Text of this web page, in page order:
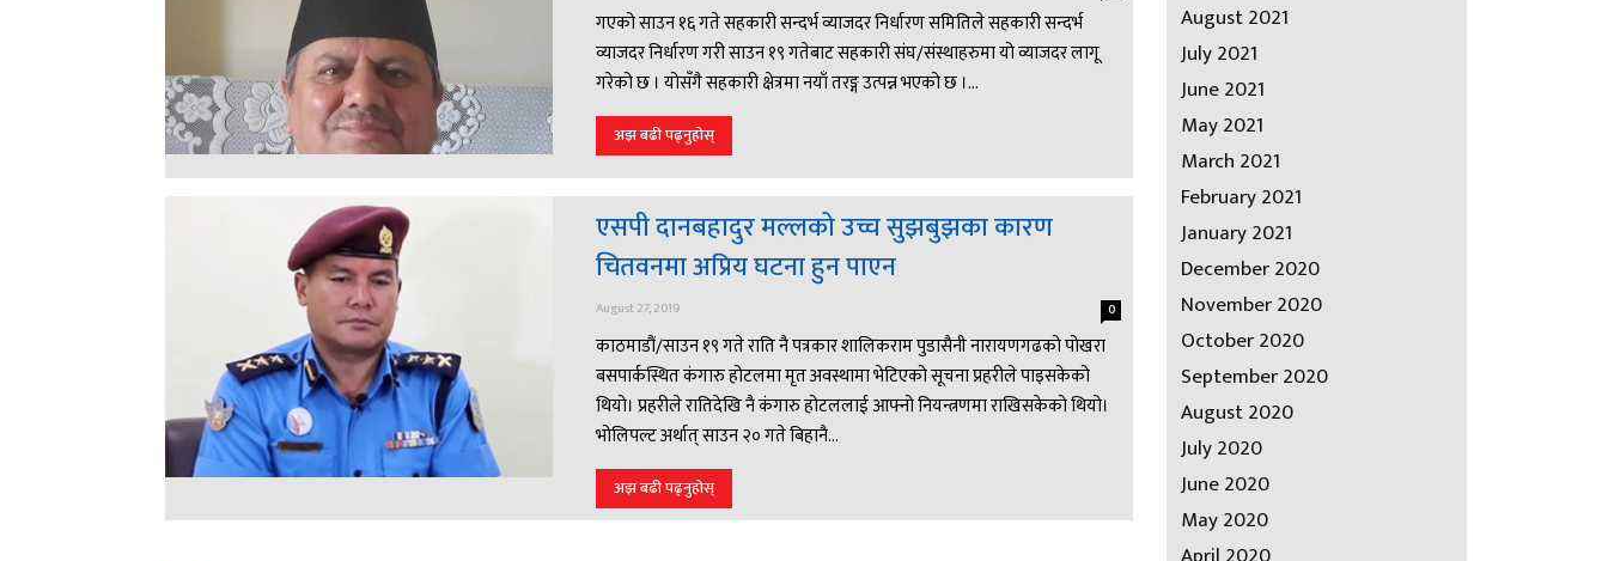
गएको साउन १६ गते सहकारी सन्दर्भ व्याजदर निर्धारण समितिले सहकारी सन्दर्भ
व्याजदर निर्धारण गरी साउन १९ गतेबाट सहकारी संघ/संस्थाहरुमा यो व्याजदर लागू
गरेको छ । योसँगै सहकारी क्षेत्रमा नयाँ तरङ्ग उत्पन्न भएको छ ।...
अझ बढी पढ्नुहोस्
एसपी दानबहादुर मल्लको उच्च सुझबुझका कारण
चितवनमा अप्रिय घटना हुन पाएन
August 27, 2019 0
काठमाडौं/साउन १९ गते राति नै पत्रकार शालिकराम पुडासैनी नारायणगढको पोखरा
बसपार्कस्थित कंगारु होटलमा मृत अवस्थामा भेटिएको सूचना प्रहरीले पाइसकेको
थियो। प्रहरीले रातिदेखि नै कंगारु होटललाई आफ्नो नियन्त्रणमा राखिसकेको थियो।
भोलिपल्ट अर्थात् साउन २० गते बिहानै...
अझ बढी पढ्नुहोस्
August 2021
July 2021
June 2021
May 2021
March 2021
February 2021
January 2021
December 2020
November 2020
October 2020
September 2020
August 2020
July 2020
June 2020
May 2020